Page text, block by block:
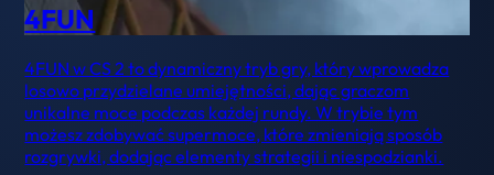
4FUN
4FUN w CS 2 to dynamiczny tryb gry, który wprowadza
losowo przydzielane umiejętności, dając graczom
unikalne moce podczas każdej rundy. W trybie tym
możesz zdobywać supermoce, które zmieniają sposób
rozgrywki, dodając elementy strategii i niespodzianki.